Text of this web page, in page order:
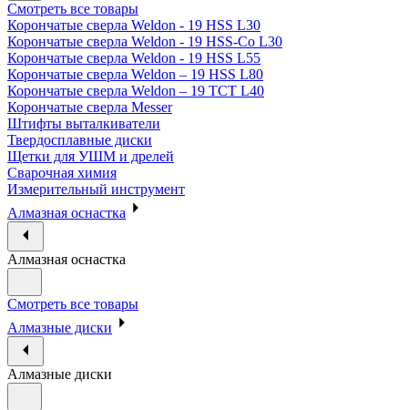
Смотреть все товары
Корончатые сверла Weldon - 19 HSS L30
Корончатые сверла Weldon - 19 HSS-Co L30
Корончатые сверла Weldon - 19 HSS L55
Корончатые сверла Weldon – 19 HSS L80
Корончатые сверла Weldon – 19 TCT L40
Корончатые сверла Messer
Штифты выталкиватели
Твердосплавные диски
Щетки для УШМ и дрелей
Сварочная химия
Измерительный инструмент
Алмазная оснастка
Алмазная оснастка
Смотреть все товары
Алмазные диски
Алмазные диски